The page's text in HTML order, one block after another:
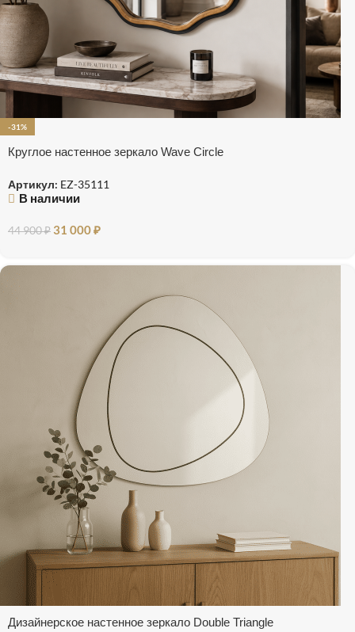
-31%
Круглое настенное зеркало Wave Circle
Артикул: EZ-35111
В наличии
44 900₽ 31 000₽
Дизайнерское настенное зеркало Double Triangle